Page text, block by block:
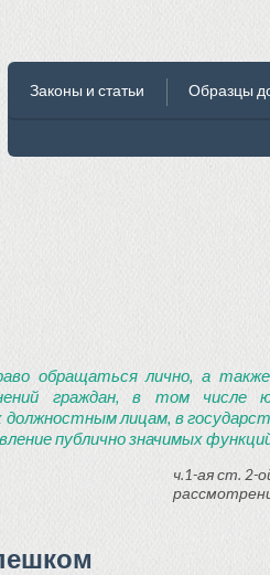
Законы и статьи Образцы
обращаться лично, а
граждан, в том числе
должностным лицам, в
публично значимых
ч.1-ая ст. 2-